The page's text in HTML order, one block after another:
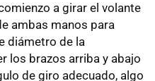
a girar el volante
ambas manos para
diámetro de la
los brazos arriba y abajo
de giro adecuado, algo